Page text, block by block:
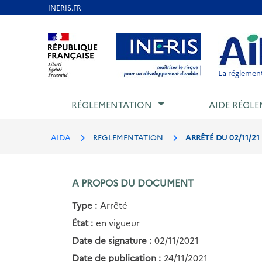
Aller au contenu Aller au menu Aller au
La
RÉGLEMENTATION AIDE
AIDA REGLEMENTATION ARRÊTÉ DU 02/11/
A PROPOS DU DOCUMENT
Type : Arrêté
État : en vigueur
Date de signature : 02/11/2021
Date de publication : 24/11/2021